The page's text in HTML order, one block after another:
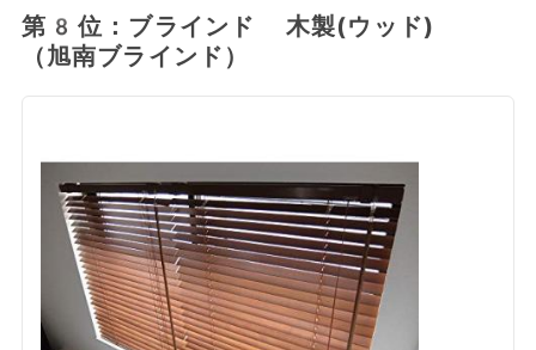
第8位：ブラインド 木製(ウッド)
（旭南ブラインド）